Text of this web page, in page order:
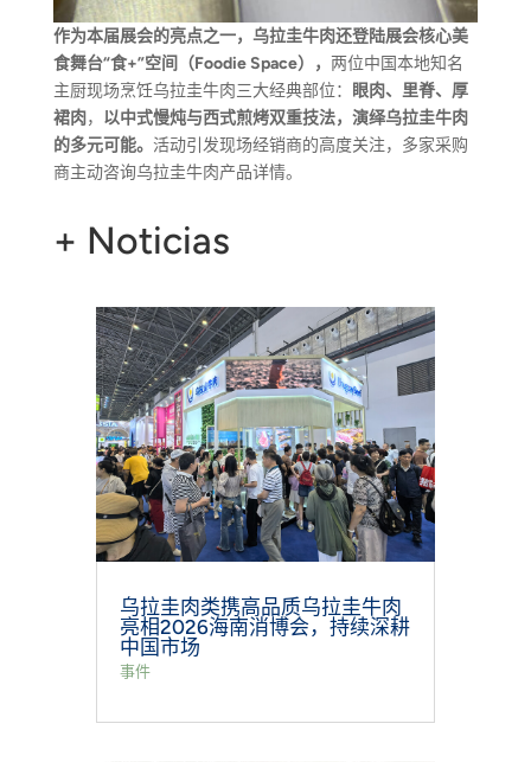
作为本届展会的亮点之一，乌拉圭牛肉还登陆展会核心美
食舞台“食+”空间（Foodie Space）， 两位中国本地知名
主厨现场烹饪乌拉圭牛肉三大经典部位：
眼肉、里脊、厚
裙肉， 以中式慢炖与西式煎烤双重技法，演绎乌拉圭牛肉
的多元可能。 活动引发现场经销商的高度关注，多家采购
商主动咨询乌拉圭牛肉产品详情。
+ Noticias
乌拉圭肉类携高品质乌拉圭牛肉
亮相2026海南消博会，持续深耕
中国市场
事件